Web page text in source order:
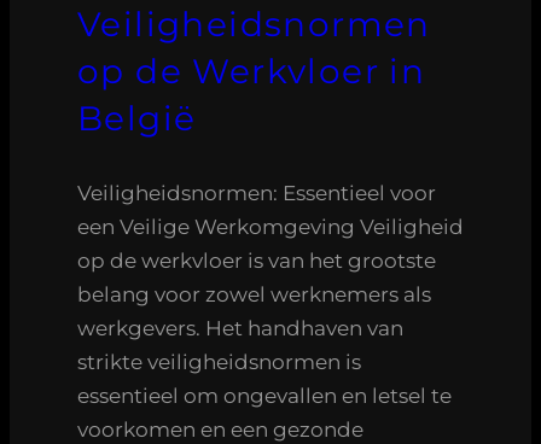
Veiligheidsnormen
op de Werkvloer in
België
Veiligheidsnormen: Essentieel voor
een Veilige Werkomgeving Veiligheid
op de werkvloer is van het grootste
belang voor zowel werknemers als
werkgevers. Het handhaven van
strikte veiligheidsnormen is
essentieel om ongevallen en letsel te
voorkomen en een gezonde